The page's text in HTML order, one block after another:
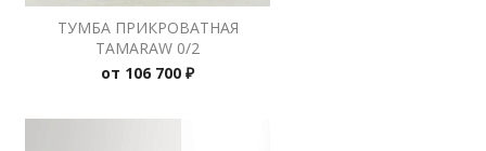
ТУМБА ПРИКРОВАТНАЯ
TAMARAW 0/2
от 106 700 ₽